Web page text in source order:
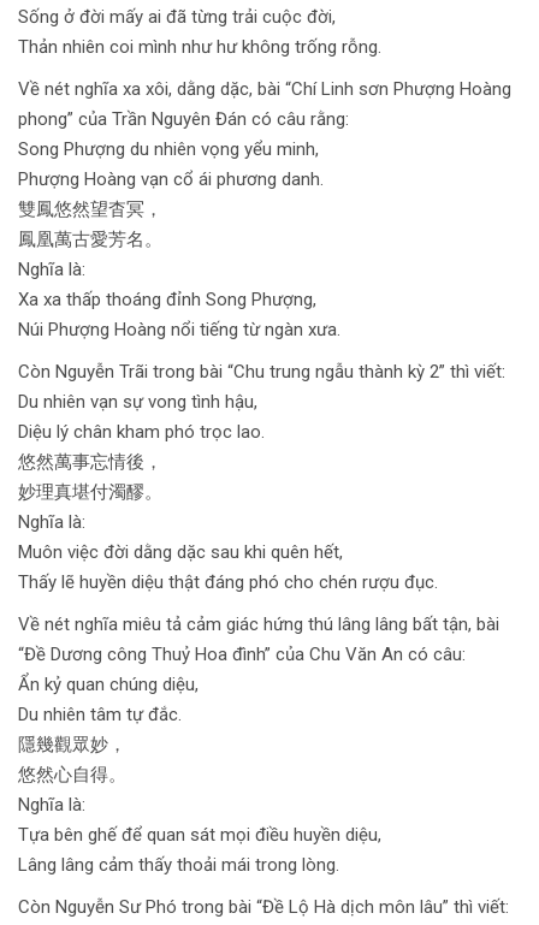
Sống ở đời mấy ai đã từng trải cuộc đời,
Thản nhiên coi mình như hư không trống rỗng.
Về nét nghĩa xa xôi, dằng dặc, bài “Chí Linh sơn Phượng Hoàng
phong” của Trần Nguyên Đán có câu rằng:
Song Phượng du nhiên vọng yểu minh,
Phượng Hoàng vạn cổ ái phương danh.
雙鳳悠然望杳冥，
鳳凰萬古愛芳名。
Nghĩa là:
Xa xa thấp thoáng đỉnh Song Phượng,
Núi Phượng Hoàng nổi tiếng từ ngàn xưa.
Còn Nguyễn Trãi trong bài “Chu trung ngẫu thành kỳ 2” thì viết:
Du nhiên vạn sự vong tình hậu,
Diệu lý chân kham phó trọc lao.
悠然萬事忘情後，
妙理真堪付濁醪。
Nghĩa là:
Muôn việc đời dằng dặc sau khi quên hết,
Thấy lẽ huyền diệu thật đáng phó cho chén rượu đục.
Về nét nghĩa miêu tả cảm giác hứng thú lâng lâng bất tận, bài
“Đề Dương công Thuỷ Hoa đình” của Chu Văn An có câu:
Ẩn kỷ quan chúng diệu,
Du nhiên tâm tự đắc.
隱幾觀眾妙，
悠然心自得。
Nghĩa là:
Tựa bên ghế để quan sát mọi điều huyền diệu,
Lâng lâng cảm thấy thoải mái trong lòng.
Còn Nguyễn Sư Phó trong bài “Đề Lộ Hà dịch môn lâu” thì viết: